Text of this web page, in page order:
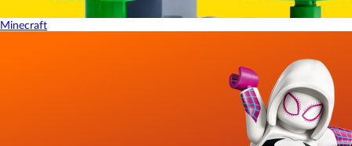
Minecraft